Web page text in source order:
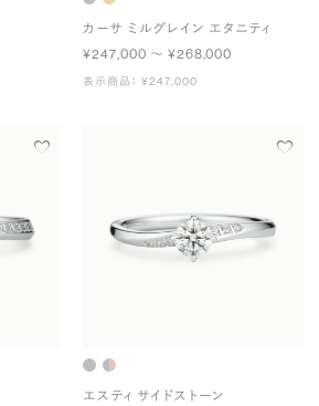
カーサ ミルグレイン エタニティ
¥247,000 〜 ¥268,000
表示商品： ¥247,000
エスティ サイドストーン